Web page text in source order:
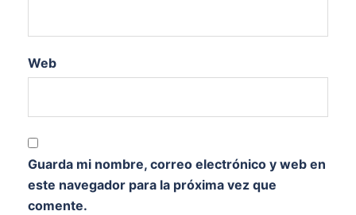
Web
Guarda mi nombre, correo electrónico y web en
este navegador para la próxima vez que
comente.